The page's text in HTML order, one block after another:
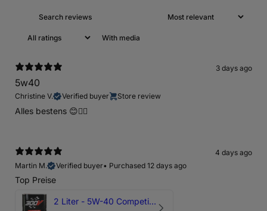
With media
3 days ago
5w40
Christine V. Verified buyer Store review
Alles bestens 😊👍🏻
4 days ago
Martin M.
Verified buyer• Purchased 12 days ago
Top Preise
2 Liter - 5W-40 Competition 300V Motul Motoröl